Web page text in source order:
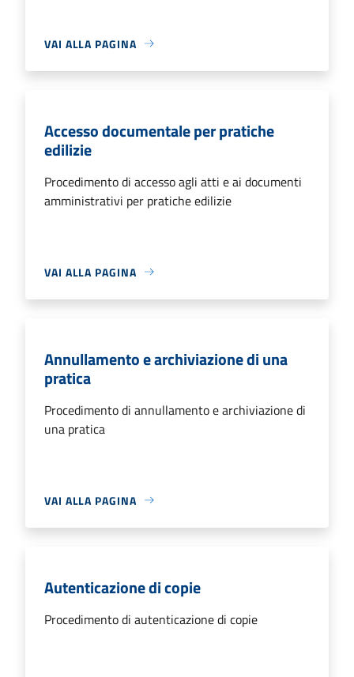
VAI ALLA PAGINA
Accesso documentale per pratiche
edilizie
Procedimento di accesso agli atti e ai documenti
amministrativi per pratiche edilizie
VAI ALLA PAGINA
Annullamento e archiviazione di una
pratica
Procedimento di annullamento e archiviazione di
una pratica
VAI ALLA PAGINA
Autenticazione di copie
Procedimento di autenticazione di copie